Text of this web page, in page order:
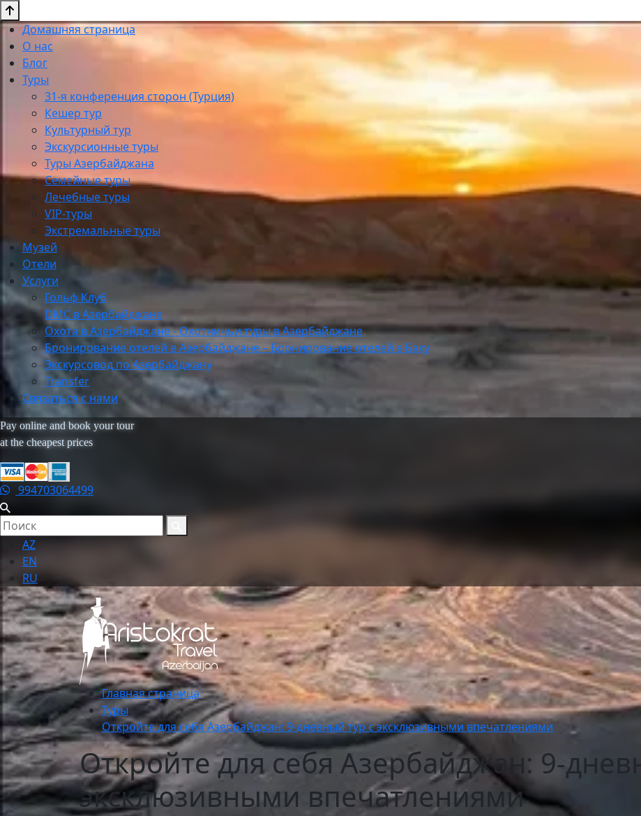
Домашняя страница
О нас
Блог
Туры
31-я конференция сторон (Турция)
Кешер тур
Культурный тур
Экскурсионные туры
Туры Азербайджана
Семейные туры
Лечебные туры
VIP-туры
Экстремальные туры
Музей
Отели
Услуги
Гольф Клуб
DMC в Азербайджане
Охота в Азербайджане - Охотничьи туры в Азербайджане
Бронирование отелей в Азербайджане – Бронирование отелей в Баку
Экскурсовод по Азербайджану
Transfer
Связаться с нами
Pay online and book your tour
at the cheapest prices
994703064499
AZ
EN
RU
Главная страница
Туры
Откройте для себя Азербайджан: 9-дневный тур с эксклюзивными впечатлениями
Откройте для себя Азербайджан: 9-
эксклюзивными впечатлениями